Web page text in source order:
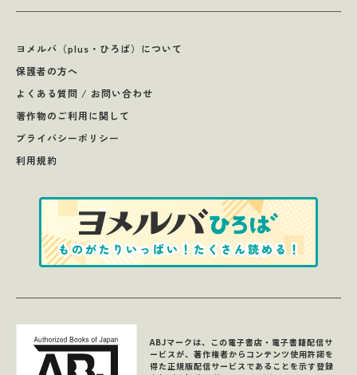
ヨメルバ（plus・ひろば）について
保護者の方へ
よくある質問 / お問い合わせ
著作物のご利用に関して
プライバシーポリシー
利用規約
ABJマークは、この電子書店・電子書籍配信サ
ービスが、著作権者からコンテンツ使用許諾を
得た正規版配信サービスであることを示す登録